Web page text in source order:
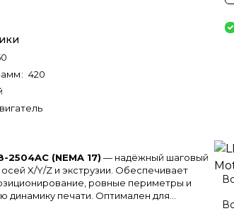
: 420
2504AC (NEMA 17) — надёжный шаговый
осей X/Y/Z и экструзии. Обеспечивает
ровные периметры и
динамику печати. Оптимален для